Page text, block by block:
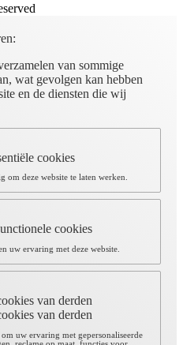
van sommige
wat gevolgen kan hebben
en de diensten die wij
cookies
om deze website te laten werken.
cookies
uw ervaring met deze website.
van derden
van derden
uw ervaring met gepersonaliseerde